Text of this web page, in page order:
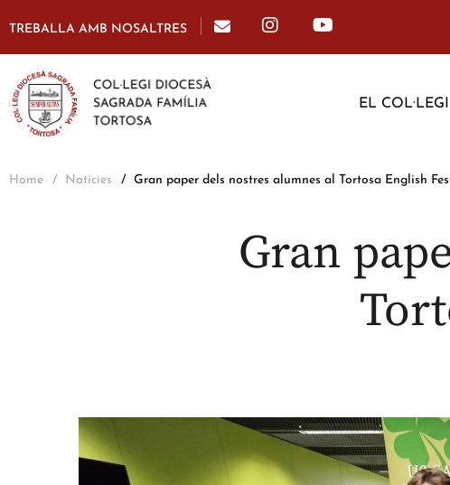
TREBALLA AMB NOSALTRES
EL COL·LEGI
Home Notícies Gran paper dels nostres alumnes al Tortosa English
Gran